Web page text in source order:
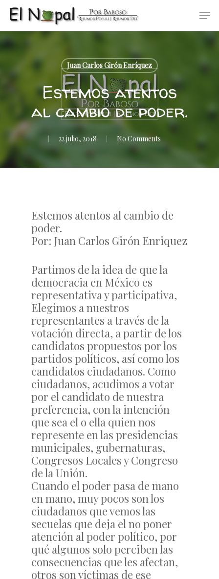
Skip
main
content
Juan Carlos Girón Enríquez
Estemos atentos
al cambio de poder.
22 julio, 2018 No Comments
Estemos atentos al cambio de
poder.
Por: Juan Carlos Girón Enriquez
Partimos de la idea de que la
democracia en México es
representativa y participativa,
Elegimos a nuestros
representantes a través de la
votación directa, a partir de los
candidatos propuestos por los
partidos políticos, así como los
candidatos ciudadanos. Como
ciudadanos, acudimos a votar
por el candidato de nuestra
preferencia, con la intención
que sea el o ella quien nos
represente en las presidencias
municipales, gubernaturas,
Congresos Locales y Congreso
de la Unión.
Cuando el poder pasa de mano
en mano, muy pocos son los
ciudadanos que vemos las
secuelas que deja el no poner
atención al poder político, por
qué algunos solo perciben las
consecuencias que les afectan,
otros son víctimas de ese